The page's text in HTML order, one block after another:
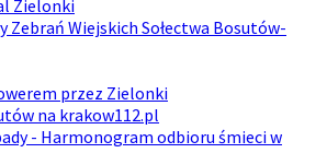
Zielonki
Zebrań Wiejskich Sołectwa Bosutów-
przez Zielonki
na krakow112.pl
- Harmonogram odbioru śmieci w